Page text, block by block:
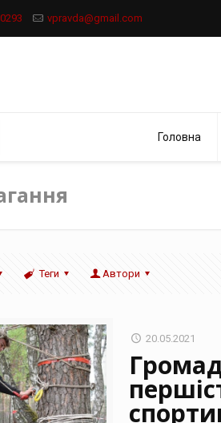
vpravda@gmail.com
Головна
Теги Автори
20.05.2021